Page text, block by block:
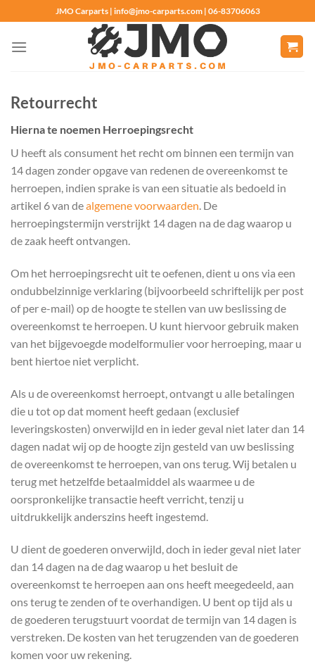
naar
inhoud
JMO Carparts | info@jmo-carparts.com | 06-83706063
Retourrecht
Hierna te noemen Herroepingsrecht
U heeft als consument het recht om binnen een termijn van
14 dagen zonder opgave van redenen de overeenkomst te
herroepen, indien sprake is van een situatie als bedoeld in
artikel 6 van dealgemene voorwaarden. De
herroepingstermijn verstrijkt 14 dagen na de dag waarop u
de zaak heeft ontvangen.
Om het herroepingsrecht uit te oefenen, dient u ons via een
ondubbelzinnige verklaring (bijvoorbeeld schriftelijk per post
of per e-mail) op de hoogte te stellen van uw beslissing de
overeenkomst te herroepen. U kunt hiervoor gebruik maken
van het bijgevoegde modelformulier voor herroeping, maar u
bent hiertoe niet verplicht.
Als u de overeenkomst herroept, ontvangt u alle betalingen
die u tot op dat moment heeft gedaan (exclusief
leveringskosten) onverwijld en in ieder geval niet later dan 14
dagen nadat wij op de hoogte zijn gesteld van uw beslissing
de overeenkomst te herroepen, van ons terug. Wij betalen u
terug met hetzelfde betaalmiddel als waarmee u de
oorspronkelijke transactie heeft verricht, tenzij u
uitdrukkelijk anderszins heeft ingestemd.
U dient de goederen onverwijld, doch in ieder geval niet later
dan 14 dagen na de dag waarop u het besluit de
overeenkomst te herroepen aan ons heeft meegedeeld, aan
ons terug te zenden of te overhandigen. U bent op tijd als u
de goederen terugstuurt voordat de termijn van 14 dagen is
verstreken. De kosten van het terugzenden van de goederen
komen voor uw rekening.